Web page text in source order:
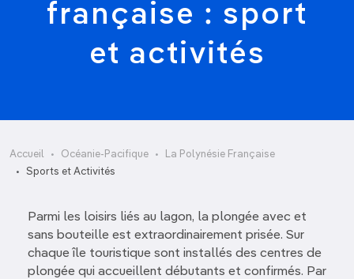
française : sport
et activités
Accueil Océanie-Pacifique
La Polynésie Française
Sports et Activités
Parmi les loisirs liés au lagon, la plongée avec et
sans bouteille est extraordinairement prisée. Sur
chaque île touristique sont installés des centres de
plongée qui accueillent débutants et confirmés. Par